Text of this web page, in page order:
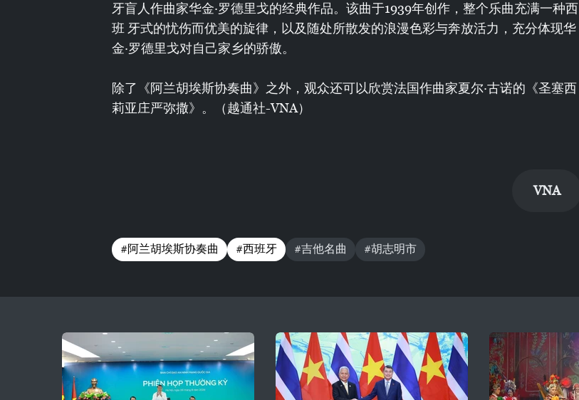
牙盲人作曲家华金·罗德里戈的经典作品。该曲于1939年创作，整个乐曲充满一种西
班 牙式的忧伤而优美的旋律，以及随处所散发的浪漫色彩与奔放活力，充分体现华
金·罗德里戈对自己家乡的骄傲。
除了《阿兰胡埃斯协奏曲》之外，观众还可以欣赏法国作曲家夏尔·古诺的《圣塞西
莉亚庄严弥撒》。（越通社-VNA）
VNA
#阿兰胡埃斯协奏曲 #西班牙 #吉他名曲 #胡志明市